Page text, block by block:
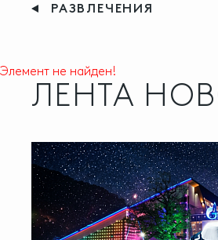
РАЗВЛЕЧЕНИЯ
Элемент не найден!
ЛЕНТА